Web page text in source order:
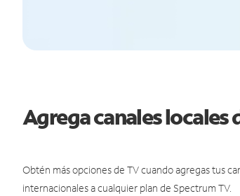
Agrega canales locales
Obtén más opciones de TV cuando agregas tus
internacionales a cualquier plan de Spectrum TV.